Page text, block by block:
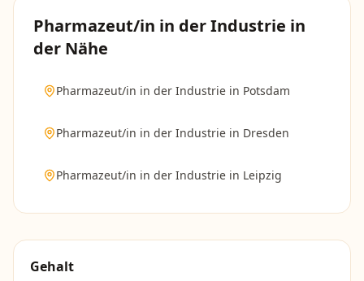
Pharmazeut/in in der Industrie in
der Nähe
Pharmazeut/in in der Industrie in Potsdam
Pharmazeut/in in der Industrie in Dresden
Pharmazeut/in in der Industrie in Leipzig
Gehalt